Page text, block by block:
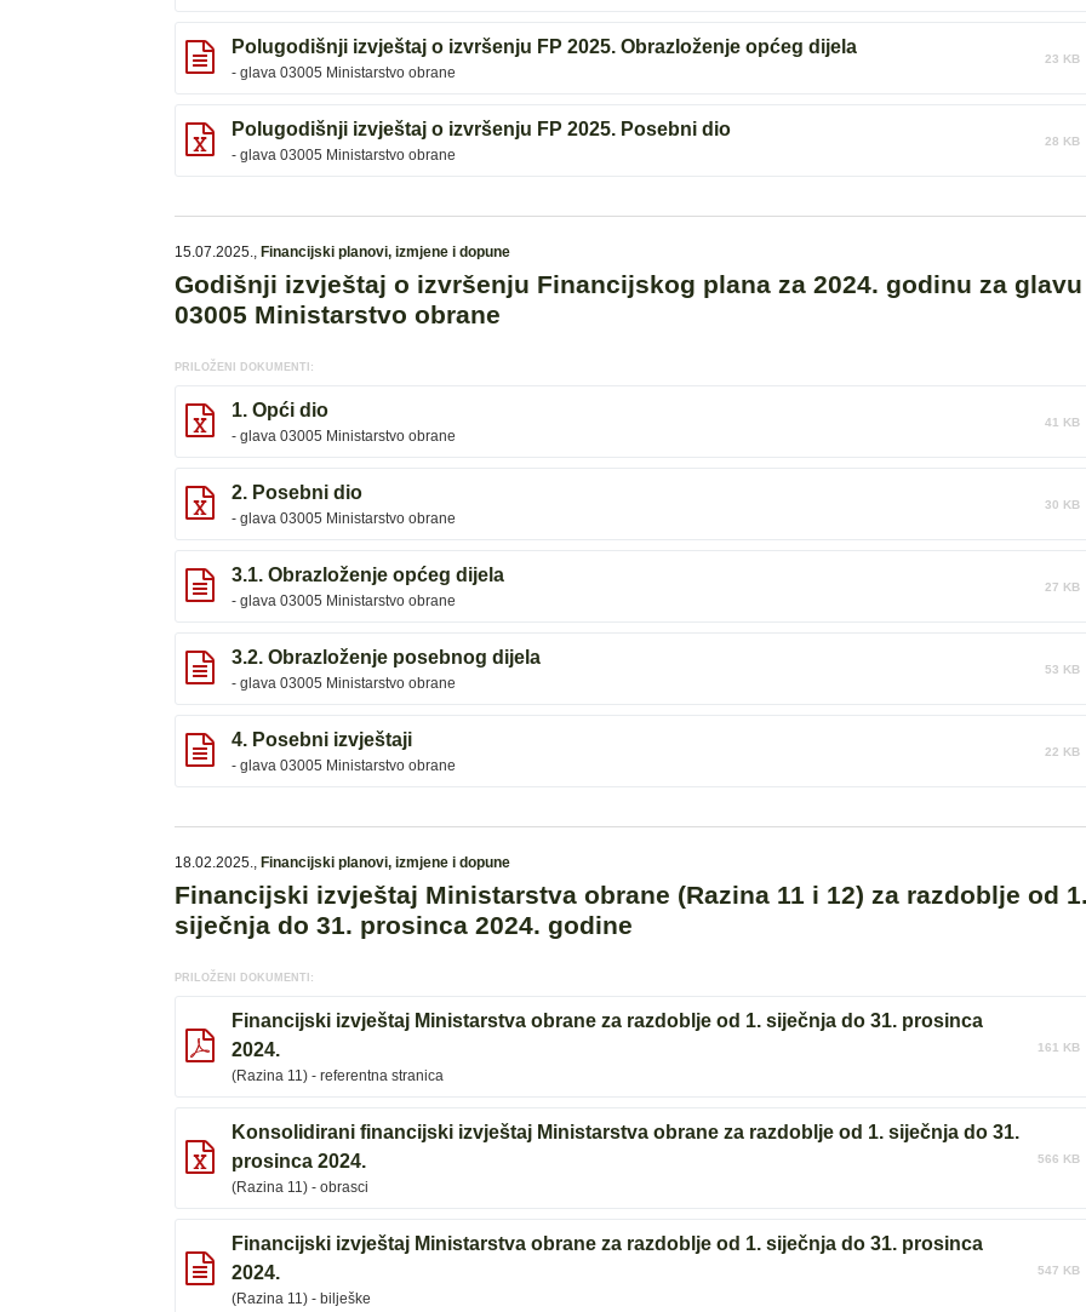
Polugodišnji izvještaj o izvršenju FP 2025. Obrazloženje općeg dijela
- glava 03005 Ministarstvo obrane
23 KB
Polugodišnji izvještaj o izvršenju FP 2025. Posebni dio
- glava 03005 Ministarstvo obrane
28 KB
15.07.2025., Financijski planovi, izmjene i dopune
Godišnji izvještaj o izvršenju Financijskog plana za 2024. godinu za glavu
03005 Ministarstvo obrane
PRILOŽENI DOKUMENTI:
1. Opći dio
- glava 03005 Ministarstvo obrane
41 KB
2. Posebni dio
- glava 03005 Ministarstvo obrane
30 KB
3.1. Obrazloženje općeg dijela
- glava 03005 Ministarstvo obrane
27 KB
3.2. Obrazloženje posebnog dijela
- glava 03005 Ministarstvo obrane
53 KB
4. Posebni izvještaji
- glava 03005 Ministarstvo obrane
22 KB
18.02.2025., Financijski planovi, izmjene i dopune
Financijski izvještaj Ministarstva obrane (Razina 11 i 12) za razdoblje od
siječnja do 31. prosinca 2024. godine
PRILOŽENI DOKUMENTI:
Financijski izvještaj Ministarstva obrane za razdoblje od 1. siječnja do 31. prosinca
2024.
(Razina 11) - referentna stranica
161 KB
Konsolidirani financijski izvještaj Ministarstva obrane za razdoblje od 1. siječnja do 31.
prosinca 2024.
(Razina 11) - obrasci
566 KB
Financijski izvještaj Ministarstva obrane za razdoblje od 1. siječnja do 31. prosinca
2024.
(Razina 11) - bilješke
547 KB